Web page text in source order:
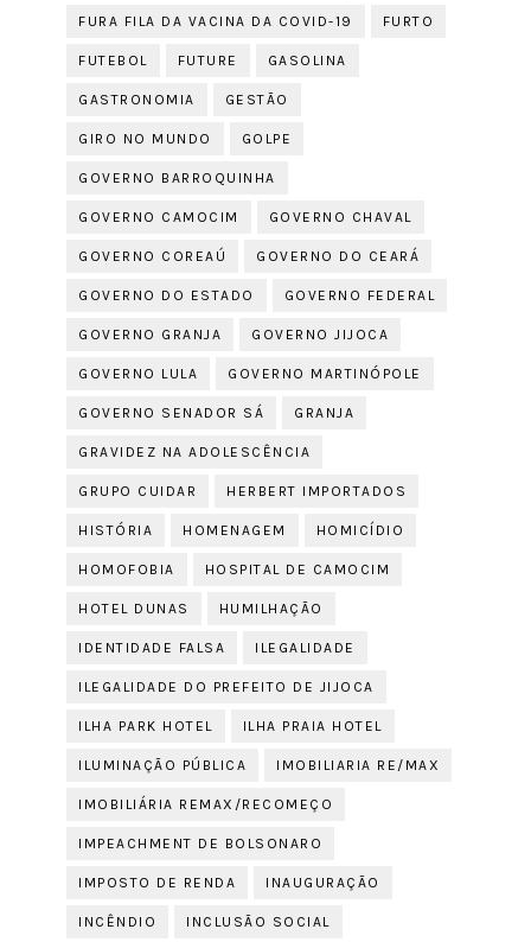
FURA FILA DA VACINA DA COVID-19 FURTO
FUTEBOL FUTURE GASOLINA
GASTRONOMIA GESTÃO
GIRO NO MUNDO GOLPE
GOVERNO BARROQUINHA
GOVERNO CAMOCIM GOVERNO CHAVAL
GOVERNO COREAÚ GOVERNO DO CEARÁ
GOVERNO DO ESTADO GOVERNO FEDERAL
GOVERNO GRANJA GOVERNO JIJOCA
GOVERNO LULA GOVERNO MARTINÓPOLE
GOVERNO SENADOR SÁ GRANJA
GRAVIDEZ NA ADOLESCÊNCIA
GRUPO CUIDAR HERBERT IMPORTADOS
HISTÓRIA HOMENAGEM HOMICÍDIO
HOMOFOBIA HOSPITAL DE CAMOCIM
HOTEL DUNAS HUMILHAÇÃO
IDENTIDADE FALSA ILEGALIDADE
ILEGALIDADE DO PREFEITO DE JIJOCA
ILHA PARK HOTEL ILHA PRAIA HOTEL
ILUMINAÇÃO PÚBLICA IMOBILIARIA RE/MAX
IMOBILIÁRIA REMAX/RECOMEÇO
IMPEACHMENT DE BOLSONARO
IMPOSTO DE RENDA INAUGURAÇÃO
INCÊNDIO INCLUSÃO SOCIAL